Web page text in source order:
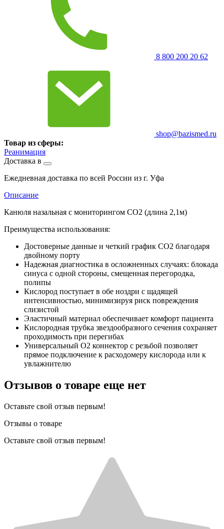
8 800 200 20 62
shop@bazismed.ru
Товар из сферы:
Реанимация
Доставка в
Ежедневная доставка по всей России из г. Уфа
Описание
Канюля назальная с мониторингом СО2 (длина 2,1м)
Преимущества использования:
Достоверные данные и четкий график СО2 благодаря
двойному порту
Надежная диагностика в осложненных случаях: блокада
синуса с одной стороны, смещенная перегородка,
полипы
Кислород поступает в обе ноздри с щадящей
интенсивностью, минимизируя риск повреждения
слизистой
Эластичный материал обеспечивает комфорт пациента
Кислородная трубка звездообразного сечения сохраняет
проходимость при перегибах
Универсальный О2 коннектор с резьбой позволяет
прямое подключение к расходомеру кислорода или к
увлажнителю
Отзывов о товаре еще нет
Оставьте свой отзыв первым!
Отзывы о товаре
Оставьте свой отзыв первым!